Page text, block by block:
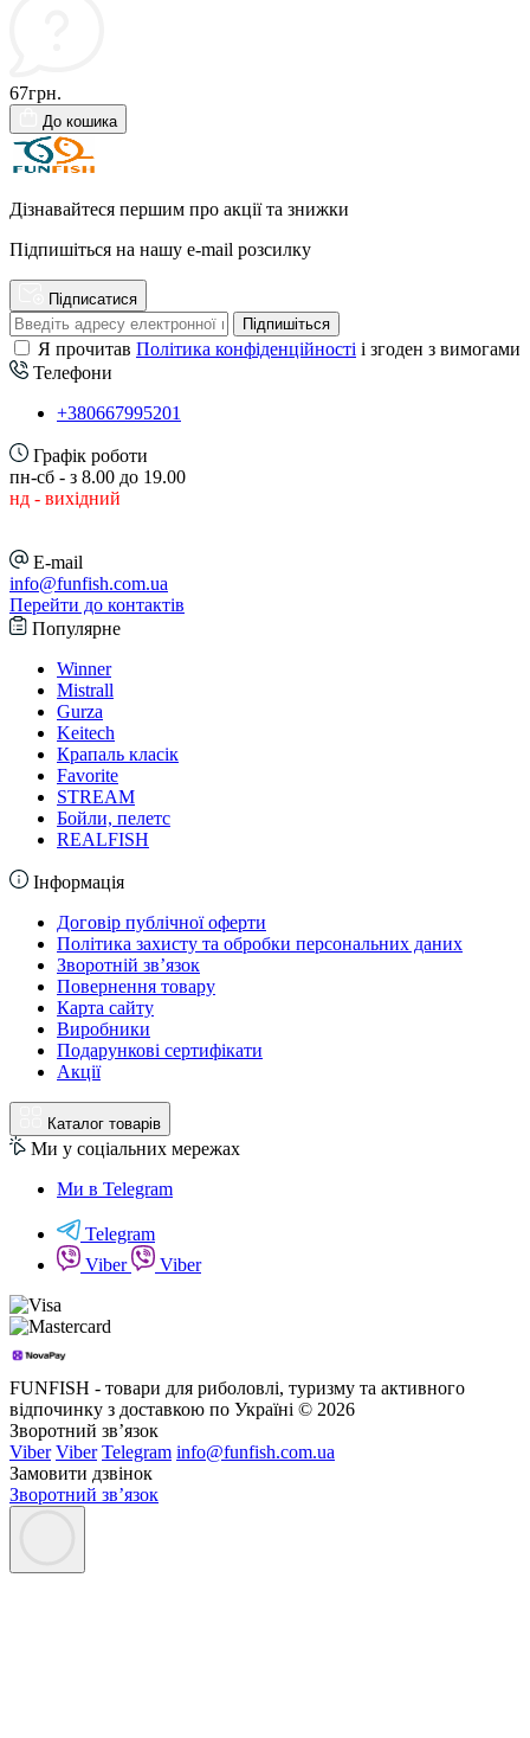
67грн.
До кошика
Дізнавайтеся першим про акції та знижки
Підпишіться на нашу e-mail розсилку
Підписатися
Підпишіться
Я прочитав Політика конфіденційності і згоден з вимогами
Телефони
+380667995201
Графік роботи
пн-сб - з 8.00 до 19.00
нд - вихідний
E-mail
info@funfish.com.ua
Перейти до контактів
Популярне
Winner
Mistrall
Gurza
Keitech
Крапаль класік
Favorite
STREAM
Бойли, пелетс
REALFISH
Інформація
Договір публічної оферти
Політика захисту та обробки персональних даних
Зворотній зв’язок
Повернення товару
Карта сайту
Виробники
Подарункові сертифікати
Акції
Каталог товарів
Ми у соціальних мережах
Ми в Telegram
Telegram
Viber
Viber
FUNFISH - товари для риболовлі, туризму та активного
відпочинку з доставкою по Україні © 2026
Зворотний зв’язок
Viber Viber Telegram info@funfish.com.ua
Замовити дзвінок
Зворотний зв’язок